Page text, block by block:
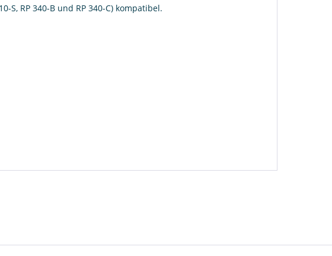
S, RP 340-B und RP 340-C) kompatibel.